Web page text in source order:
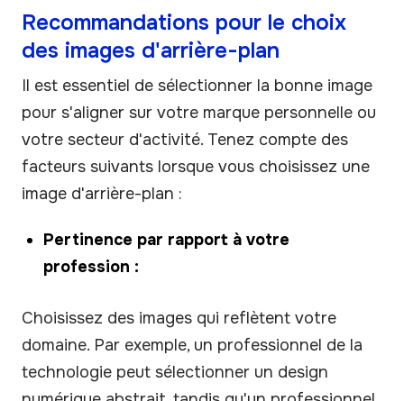
Recommandations pour le choix
des images d'arrière-plan
Il est essentiel de sélectionner la bonne image
pour s'aligner sur votre marque personnelle ou
votre secteur d'activité. Tenez compte des
facteurs suivants lorsque vous choisissez une
image d'arrière-plan :
Pertinence par rapport à votre
profession :
Choisissez des images qui reflètent votre
domaine. Par exemple, un professionnel de la
technologie peut sélectionner un design